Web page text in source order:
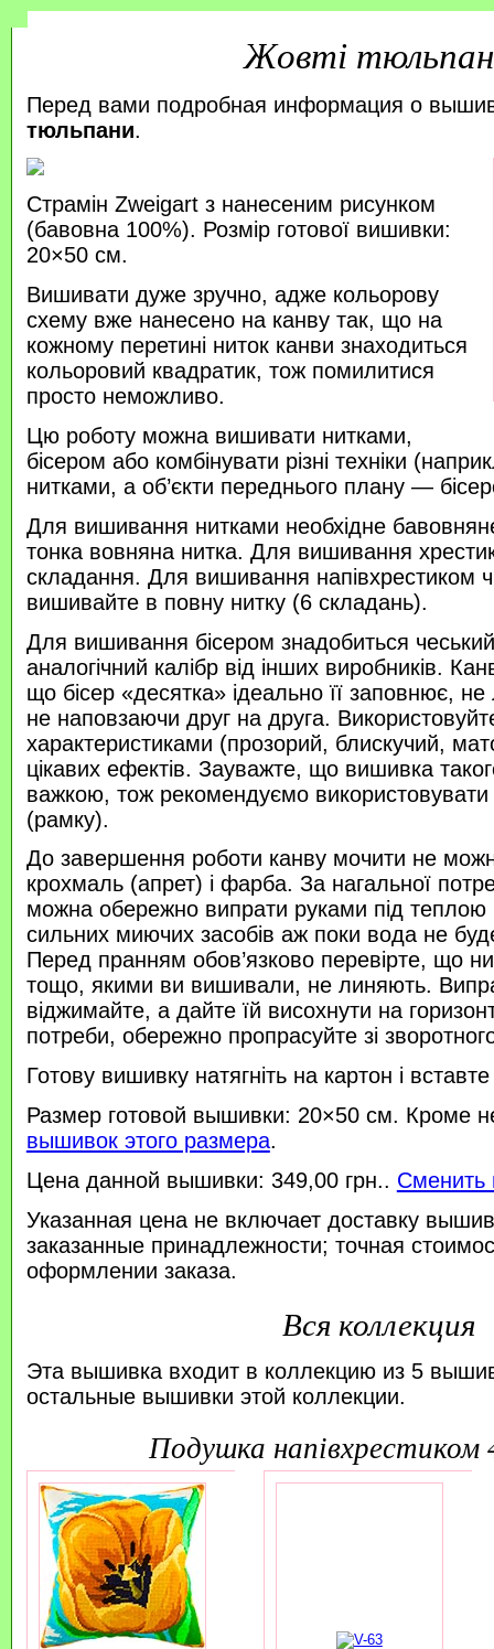
Жовті
Перед вами подробная информация о
тюльпани.
Страмін Zweigart з нанесеним рисунком
(бавовна 100%). Розмір готової вишивки:
20×50 см.
Вишивати дуже зручно, адже кольорову
схему вже нанесено на канву так, що на
кожному перетині ниток канви знаходиться
кольоровий квадратик, тож помилитися
просто неможливо.
Цю роботу можна вишивати нитками,
бісером або комбінувати різні техніки
нитками, а об’єкти переднього плану —
Для вишивання нитками необхідне
тонка вовняна нитка. Для вишивання
складання. Для вишивання напівхрестиком
вишивайте в повну нитку (6 складань).
Для вишивання бісером знадобиться
аналогічний калібр від інших виробників.
що бісер «десятка» ідеально її заповнює,
не наповзаючи друг на друга.
характеристиками (прозорий, блискучий,
цікавих ефектів. Зауважте, що вишивка
важкою, тож рекомендуємо
(рамку).
До завершення роботи канву мочити не
крохмаль (апрет) і фарба. За нагальної
можна обережно випрати руками під
сильних миючих засобів аж поки вода не
Перед пранням обов’язково перевірте, що
тощо, якими ви вишивали, не линяють.
віджимайте, а дайте їй висохнути на
потреби, обережно пропрасуйте зі
Готову вишивку натягніть на картон і
Размер готовой вышивки: 20×50 см. Кроме
вышивок этого размера.
Цена данной вышивки: 349,00 грн.. Сменить
Указанная цена не включает доставку
заказанные принадлежности; точная
оформлении заказа.
Вся коллекция
Эта вышивка входит в коллекцию из 5
остальные вышивки этой коллекции.
подушка